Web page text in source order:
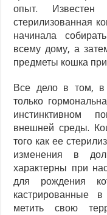
опыт.
стерилизованная
начинала
всему дому, а
предметы кошка
Все дело в том, в
только
инстинктивном
внешней среды.
того как ее
изменения в
характерны при
для рождения
кастрированные
метить свою